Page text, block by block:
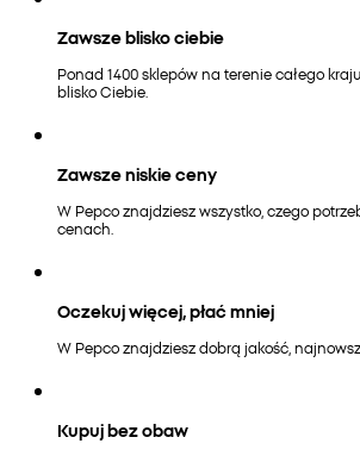
Zawsze blisko ciebie
Ponad 1400 sklepów na terenie całego
blisko Ciebie.
Zawsze niskie ceny
W Pepco znajdziesz wszystko, czego
cenach.
Oczekuj więcej, płać mniej
W Pepco znajdziesz dobrą jakość,
Kupuj bez obaw